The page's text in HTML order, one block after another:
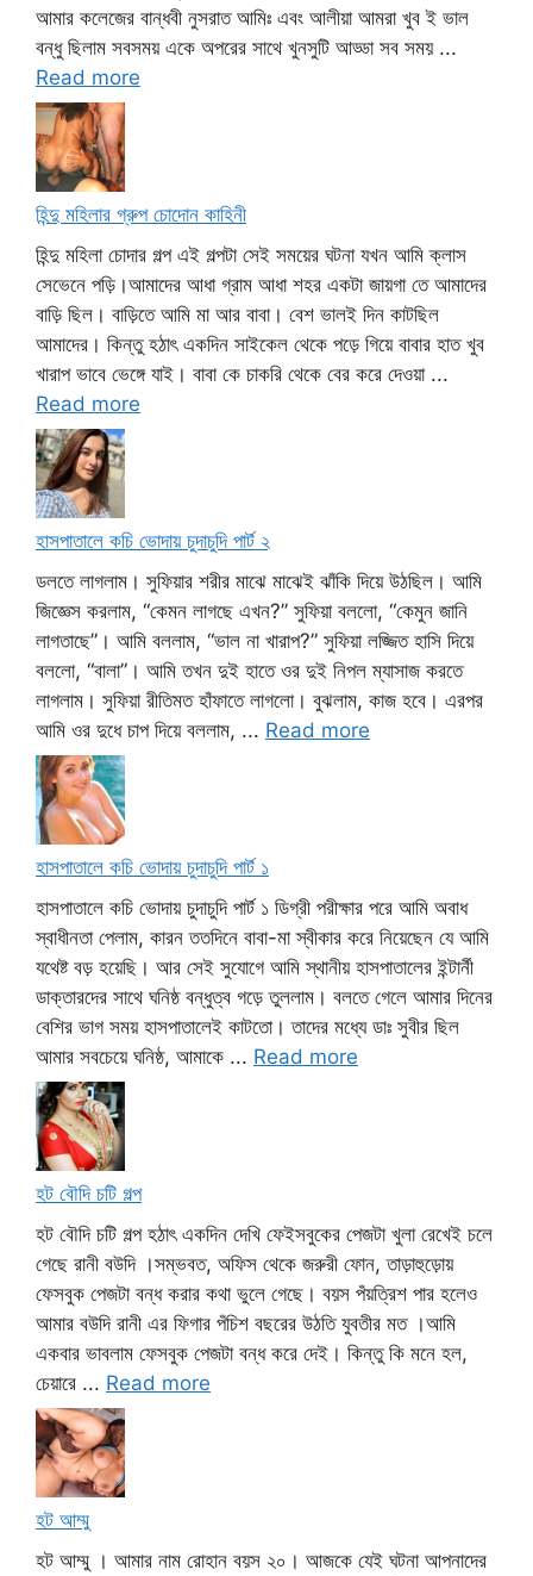
আমার কলেজের বান্ধবী নুসরাত আমিঃ এবং আলীয়া আমরা খুব ই ভাল
বন্ধু ছিলাম সবসময় একে অপরের সাথে খুনসুটি আড্ডা সব সময় ...
Read more
হিন্দু মহিলার গ্রুপ চোদোন কাহিনী
হিন্দু মহিলা চোদার গল্প এই গল্পটা সেই সময়ের ঘটনা যখন আমি ক্লাস
সেভেনে পড়ি।আমাদের আধা গ্রাম আধা শহর একটা জায়গা তে আমাদের
বাড়ি ছিল। বাড়িতে আমি মা আর বাবা। বেশ ভালই দিন কাটছিল
আমাদের। কিন্তু হঠাৎ একদিন সাইকেল থেকে পড়ে গিয়ে বাবার হাত খুব
খারাপ ভাবে ভেঙ্গে যাই। বাবা কে চাকরি থেকে বের করে দেওয়া ...
Read more
হাসপাতালে কচি ভোদায় চুদাচুদি পার্ট ২
ডলতে লাগলাম। সুফিয়ার শরীর মাঝে মাঝেই ঝাঁকি দিয়ে উঠছিল। আমি
জিজ্ঞেস করলাম, “কেমন লাগছে এখন?” সুফিয়া বললো, “কেমুন জানি
লাগতাছে”। আমি বললাম, “ভাল না খারাপ?” সুফিয়া লজ্জিত হাসি দিয়ে
বললো, “বালা”। আমি তখন দুই হাতে ওর দুই নিপল ম্যাসাজ করতে
লাগলাম। সুফিয়া রীতিমত হাঁফাতে লাগলো। বুঝলাম, কাজ হবে। এরপর
আমি ওর দুধে চাপ দিয়ে বললাম, ... Read more
হাসপাতালে কচি ভোদায় চুদাচুদি পার্ট ১
হাসপাতালে কচি ভোদায় চুদাচুদি পার্ট ১ ডিগ্রী পরীক্ষার পরে আমি অবাধ
স্বাধীনতা পেলাম, কারন ততদিনে বাবা-মা স্বীকার করে নিয়েছেন যে আমি
যথেষ্ট বড় হয়েছি। আর সেই সুযোগে আমি স্থানীয় হাসপাতালের ইন্টার্নী
ডাক্তারদের সাথে ঘনিষ্ঠ বন্ধুত্ব গড়ে তুললাম। বলতে গেলে আমার দিনের
বেশির ভাগ সময় হাসপাতালেই কাটতো। তাদের মধ্যে ডাঃ সুবীর ছিল
আমার সবচেয়ে ঘনিষ্ঠ, আমাকে ... Read more
হট বৌদি চটি গল্প
হট বৌদি চটি গল্প হঠাৎ একদিন দেখি ফেইসবুকের পেজটা খুলা রেখেই চলে
গেছে রানী বউদি ।সম্ভবত, অফিস থেকে জরুরী ফোন, তাড়াহুড়োয়
ফেসবুক পেজটা বন্ধ করার কথা ভুলে গেছে। বয়স পঁয়ত্রিশ পার হলেও
আমার বউদি রানী এর ফিগার পঁচিশ বছরের উঠতি যুবতীর মত ।আমি
একবার ভাবলাম ফেসবুক পেজটা বন্ধ করে দেই। কিন্তু কি মনে হল,
চেয়ারে ... Read more
হট আম্মু
হট আম্মু । আমার নাম রোহান বয়স ২০। আজকে যেই ঘটনা আপনাদের